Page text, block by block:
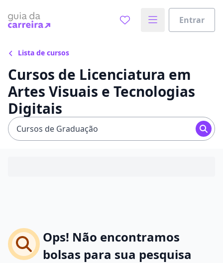
Entrar
Lista de cursos
Cursos de Licenciatura em
Artes Visuais e Tecnologias
Digitais
Cursos de Graduação
Ops! Não encontramos
bolsas para sua pesquisa